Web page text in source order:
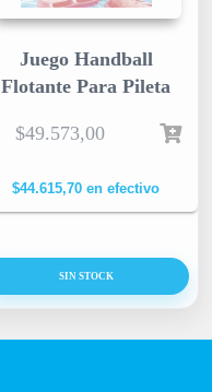
Juego Handball
Flotante Para Pileta
$49.573,00
$44.615,70 en efectivo
SIN STOCK